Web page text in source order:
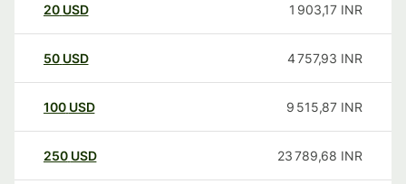
20 USD 1 903,17 INR
50 USD 4 757,93 INR
100 USD 9 515,87 INR
250 USD 23 789,68 INR